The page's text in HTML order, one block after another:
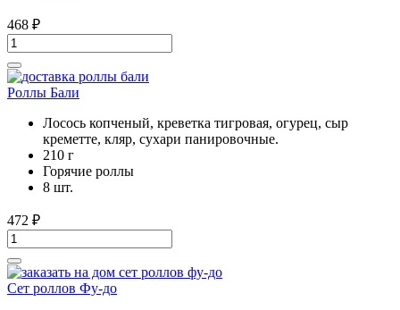
468 ₽
Роллы Бали
Лосось копченый, креветка тигровая, огурец, сыр
креметте, кляр, сухари панировочные.
210 г
Горячие роллы
8 шт.
472 ₽
Сет роллов Фу-до